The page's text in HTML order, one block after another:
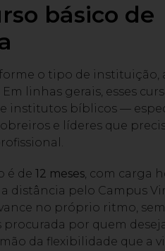
básico de
o tipo de instituição,
linhas gerais, esses
institutos bíblicos —
e líderes que
é de 12 meses, com carga
distância pelo Campus
no próprio ritmo, sem
procurada por quem
da flexibilidade que a